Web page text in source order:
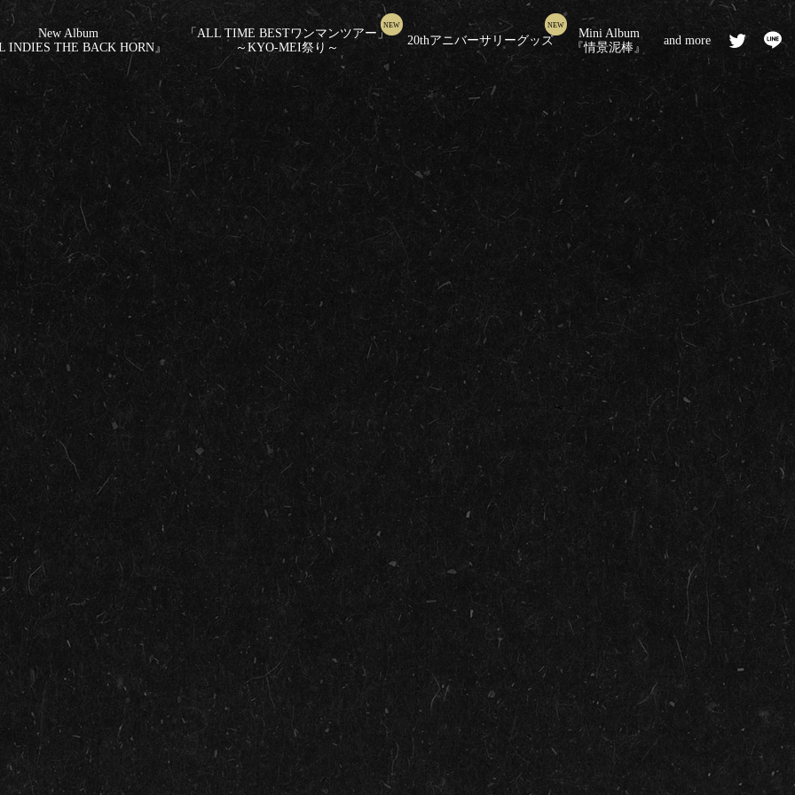
New Album
INDIES THE BACK HORN』
「ALL TIME BESTワンマンツアー」
～KYO-MEI祭り～
20thアニバーサリーグッズ
Mini Album
『情景泥棒』
and more